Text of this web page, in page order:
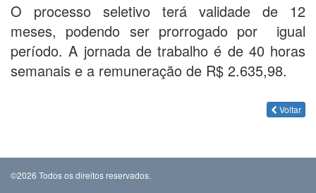
O processo seletivo terá validade de 12
meses, podendo ser prorrogado por igual
período. A jornada de trabalho é de 40 horas
semanais e a remuneração de R$ 2.635,98.
Voltar
©2026 Todos os direitos reservados.